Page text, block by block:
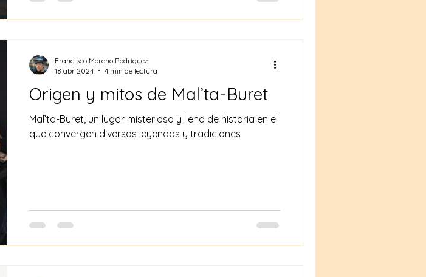
Origen y mitos de Mal’ta-Buret
Mal’ta-Buret, un lugar misterioso y lleno de historia en el
que convergen diversas leyendas y tradiciones
Francisco Moreno Rodríguez
18 abr 2024
4 min de lectura